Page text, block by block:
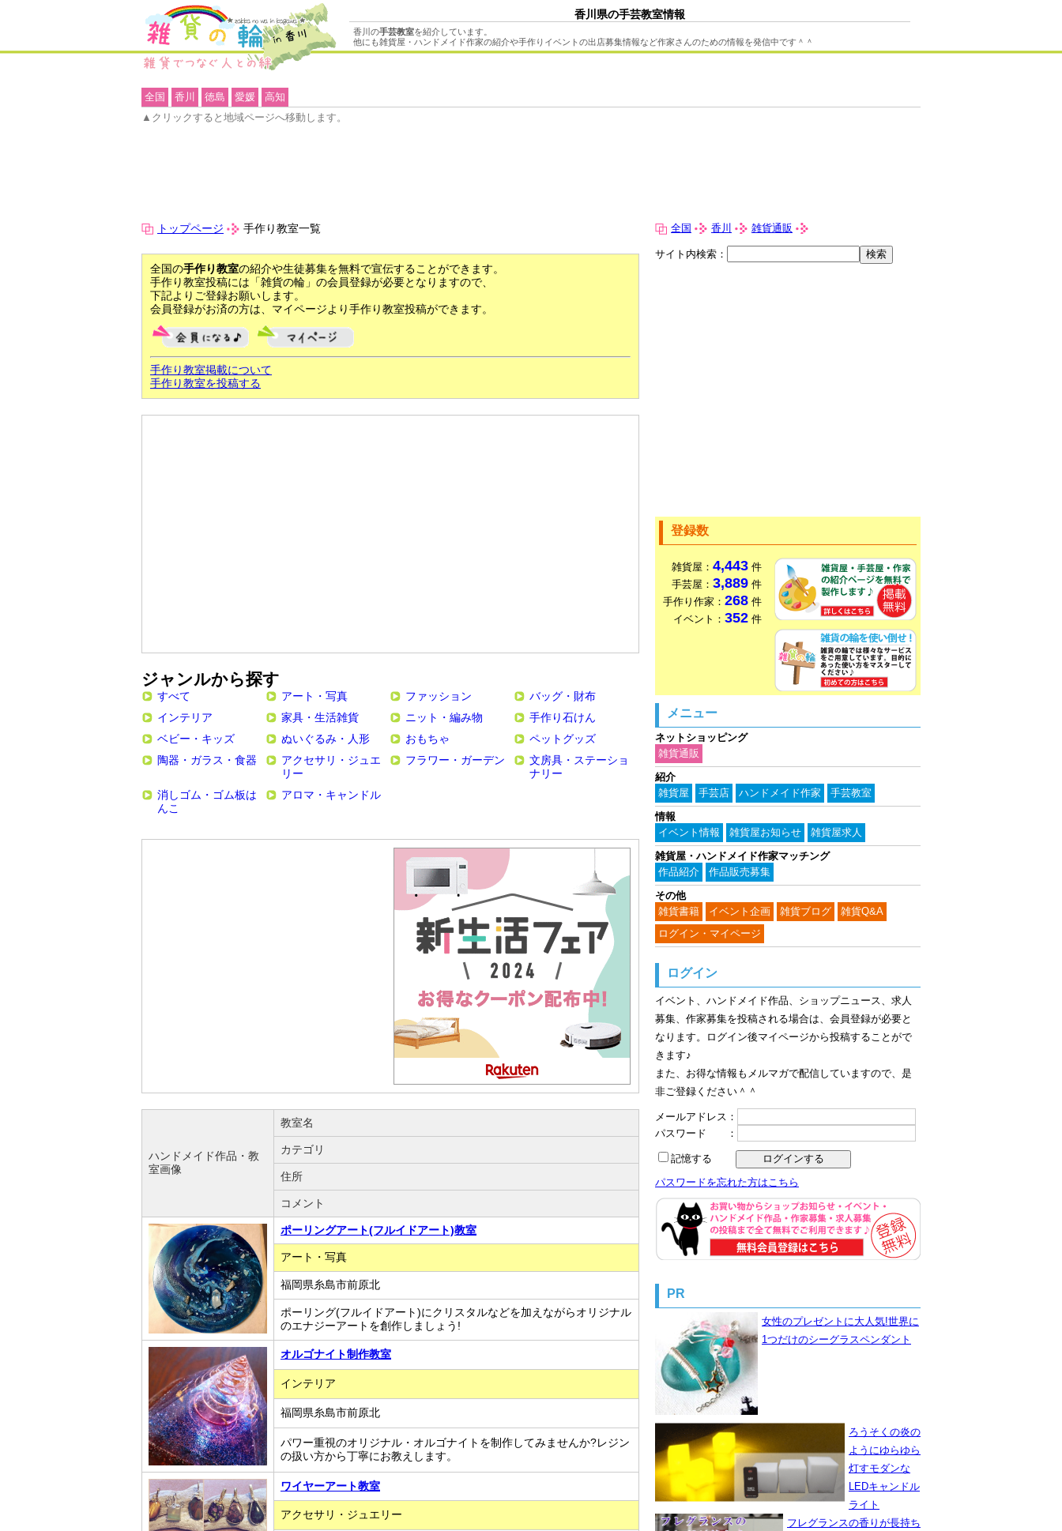
香川県の手芸教室情報
香川の手芸教室を紹介しています。
他にも雑貨屋・ハンドメイド作家の紹介や手作りイベントの出店募集情報など作家さんのための情報を発信中です＾＾
トップページ 手作り教室一覧
全国の手作り教室の紹介や生徒募集を無料で宣伝することができます。
手作り教室投稿には「雑貨の輪」の会員登録が必要となりますので、
下記よりご登録お願いします。
会員登録がお済の方は、マイページより手作り教室投稿ができます。
手作り教室掲載について
手作り教室を投稿する
ジャンルから探す
すべて アート・写真 ファッション
バッグ・財布
インテリア
家具・生活雑貨 ニット・編み物
手作り石けん
ベビー・キッズ
ぬいぐるみ・人形 おもちゃ
ペットグッズ
陶器・ガラス・食器
アクセサリ・ジュエ
リー
フラワー・ガーデン
文房具・ステーショ
ナリー
消しゴム・ゴム板は
んこ
アロマ・キャンドル
ハンドメイド作品・教
室画像
教室名
カテゴリ
住所
コメント
ポーリングアート(フルイドアート)教室
アート・写真
福岡県糸島市前原北
ポーリング(フルイドアート)にクリスタルなどを加えながらオリジナル
のエナジーアートを創作しましょう!
オルゴナイト制作教室
インテリア
福岡県糸島市前原北
パワー重視のオリジナル・オルゴナイトを制作してみませんか?レジン
の扱い方から丁寧にお教えします。
ワイヤーアート教室
アクセサリ・ジュエリー
全国 香川 雑貨通販
サイト内検索：
登録数
雑貨屋： 4,443 件
手芸屋： 3,889 件
手作り作家： 268 件
イベント： 352 件
メニュー
ネットショッピング
雑貨通販
紹介
雑貨屋
手芸店 ハンドメイド作家
手芸教室
情報
イベント情報
雑貨屋お知らせ
雑貨屋求人
雑貨屋・ハンドメイド作家マッチング
作品紹介
作品販売募集
その他
雑貨書籍
イベント企画 雑貨ブログ
雑貨Q&A
ログイン・マイページ
ログイン
イベント、ハンドメイド作品、ショップニュース、求人
募集、作家募集を投稿される場合は、会員登録が必要と
なります。ログイン後マイページから投稿することがで
きます♪
また、お得な情報もメルマガで配信していますので、是
非ご登録ください＾＾
メールアドレス：
パスワード ：
記憶する
パスワードを忘れた方はこちら
PR
女性のプレゼントに大人気!世界に
1つだけのシーグラスペンダント
ろうそくの炎の
ようにゆらゆら
灯すモダンな
LEDキャンドル
ライト
フレグランスの香りが長持ち
全国 香川 徳島 愛媛
高知
▲クリックすると地域ページへ移動します。